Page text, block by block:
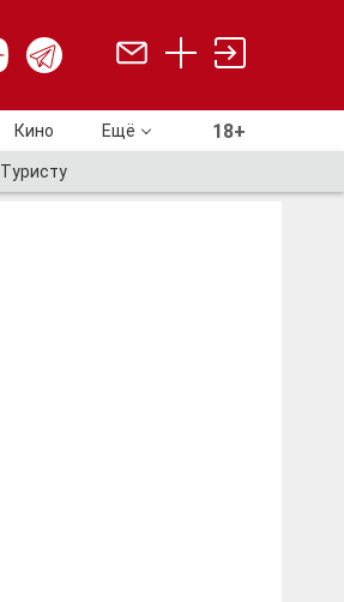
Кино Ещё 18+
Туристу